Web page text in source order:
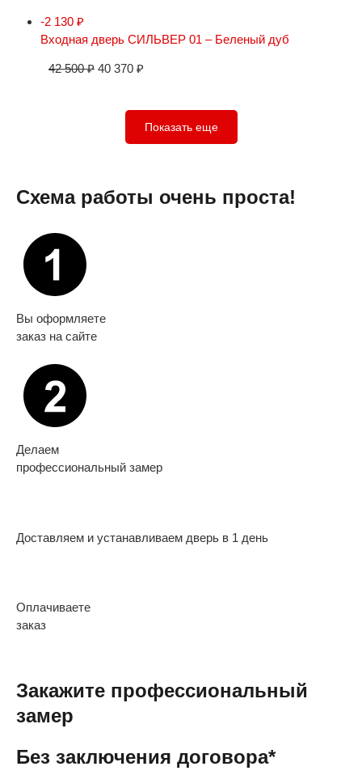
-2 130 ₽
Входная дверь СИЛЬВЕР 01 – Беленый дуб
42 500₽ 40 370 ₽
Показать еще
Схема работы очень проста!
Вы оформляете
заказ на сайте
Делаем
профессиональный замер
Доставляем и устанавливаем дверь в 1 день
Оплачиваете
заказ
Закажите профессиональный
замер
Без заключения договора*